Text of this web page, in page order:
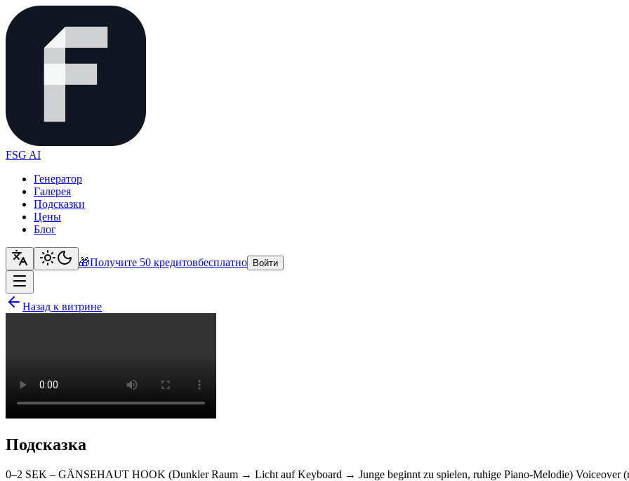
FSG AI
Генератор
Галерея
Подсказки
Цены
Блог
🎁Получите 50 кредитовбесплатно Войти
Назад к витрине
Подсказка
0–2 SEK – GÄNSEHAUT HOOK (Dunkler Raum → Licht auf Keyboard → Junge beginnt zu spielen, ruhige Piano-Melodie) Voiceover